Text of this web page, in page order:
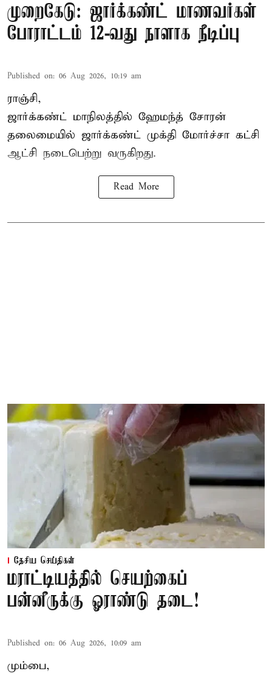
முறைகேடு: ஜார்க்கண்ட் மாணவர்கள்
போராட்டம் 12-வது நாளாக நீடிப்பு
Published on: 06 Aug 2026, 10:19 am
ராஞ்சி,
ஜார்க்கண்ட் மாநிலத்தில் ஹேமந்த் சோரன்
தலைமையில் ஜார்க்கண்ட் முக்தி மோர்ச்சா கட்சி
ஆட்சி நடைபெற்று வருகிறது.
Read More
தேசிய செய்திகள்
மராட்டியத்தில் செயற்கைப்
பன்னீருக்கு ஓராண்டு தடை!
Published on: 06 Aug 2026, 10:09 am
மும்பை,